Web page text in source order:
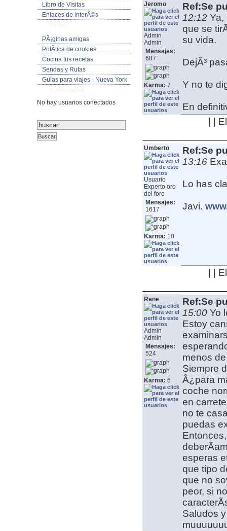
Libro de Visitas
Enlaces de interÃ©s
PÃ¡ginas amigas
PolÃ­tica de cookies
Cocina tus recetas
Sendas y Rutas
Guias para viajes - Nueva York
No hay usuarios conectados
Jeromo
Admin
Admin
Mensajes:
687
Karma: 7
Ref:Se
12:12 Ya,
que se
su vida.
DejÃ³
Y no te
En
| |
Umberto
Usuario
Experto oro
del foro
Mensajes:
1617
Karma: 10
Ref:Se
13:16
Lo has
Javi.
| |
Rene
Admin
Admin
Mensajes:
524
Karma: 6
Ref:Se
15:00 Yo
Estoy
menos
Siempre
Â¿para
coche
en
no te
puedas
esperas
que tipo
que no
peor, si
Saludos